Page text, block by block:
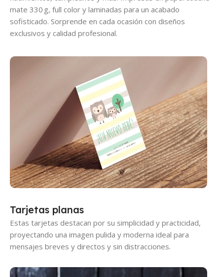
mate 330 g, full color y laminadas para un acabado
sofisticado. Sorprende en cada ocasión con diseños
exclusivos y calidad profesional.
Tarjetas planas
Estas tarjetas destacan por su simplicidad y practicidad,
proyectando una imagen pulida y moderna ideal para
mensajes breves y directos y sin distracciones.